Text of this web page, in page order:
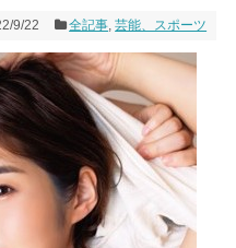
9/22 全記事,芸能、スポーツ